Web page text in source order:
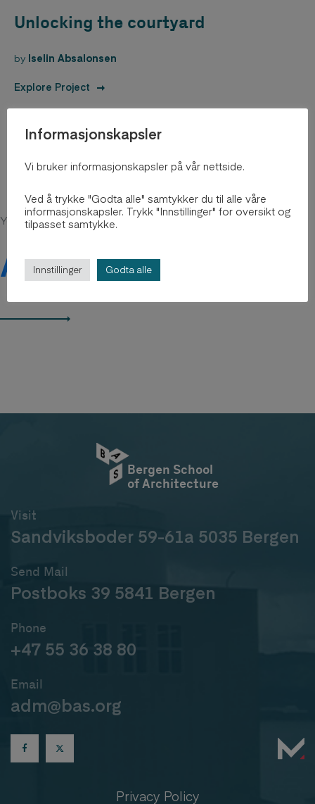
Unlocking the courtyard
by Iselin Absalonsen
Explore Project
You might be intersted in
Arkiv 2012-2018
Bergen School
of Architecture
Visit
Sandviksboder 59-61a 5035 Bergen
Send Mail
Postboks 39 5841 Bergen
Phone
+47 55 36 38 80
Email
adm@bas.org
Privacy Policy
Informasjonskapsler
Vi bruker informasjonskapsler på vår nettside.
Ved å trykke "Godta alle" samtykker du til alle våre
informasjonskapsler. Trykk "Innstillinger" for oversikt og
tilpasset samtykke.
Innstillinger Godta alle